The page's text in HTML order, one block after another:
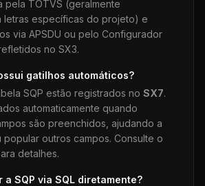
pela TOTVS (geralmente
letras específicas do projeto) e
via APSDU ou pelo Configurador
no SX3.
gatilhos automáticos?
SQP estão registrados no SX7.
automaticamente quando
são preenchidos, ajudando a
outros campos. Consulte o
detalhes.
a SQP via SQL diretamente?